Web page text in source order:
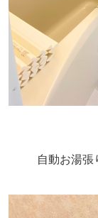
自動お湯張